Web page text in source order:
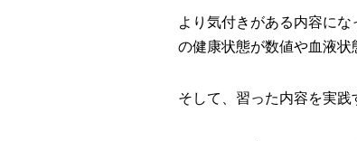
より気付きがある内容に
の健康状態が数値や血液状
そして、習った内容を実